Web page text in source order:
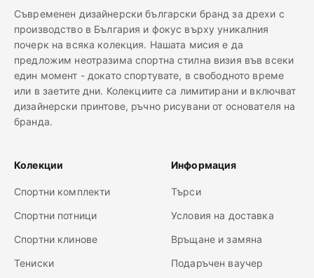
Съвременен дизайнерски български бранд за дрехи с
производство в България и фокус върху уникалния
почерк на всяка колекция. Нашата мисия е да
предложим неотразима спортна стилна визия във всеки
един момент - докато спортувате, в свободното време
или в заетите дни. Колекциите са лимитирани и включват
дизайнерски принтове, ръчно рисувани от основателя на
бранда.
Колекции
Спортни комплекти
Спортни потници
Спортни клинове
Тениски
Информация
Търси
Условия на доставка
Връщане и замяна
Подаръчен ваучер